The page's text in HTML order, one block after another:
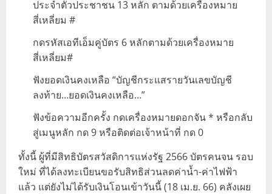
ประจำตัวประชาชน 13 หลัก ตามด้วยเครื่องหมาย
สี่เหลี่ยม #
กดรหัสเอทีเอ็มคู่บัตร 6 หลักตามด้วยเครื่องหมาย
สี่เหลี่ยม#
ฟังยอดเงินคงเหลือ “บัญชีกระแสรายวันเลขบัญชี
ลงท้าย…ยอดเงินคงเหลือ…”
ฟังข้อความอีกครั้ง กดเครื่องหมายดอกจัน * หรือกลับ
สู่เมนูหลัก กด 9 หรือติดต่อเจ้าหน้าที่ กด 0
ทั้งนี้ ผู้ที่มีสิทธิบัตรสวัสดิการแห่งรัฐ 2566 บัตรคนจน รอบ
ใหม่ ที่ได้ลงทะเบียนขอรับสิทธิส่วนลดค่าน้ำ-ค่าไฟฟ้า
แล้ว แต่ยังไม่ได้รับเงินโอนเข้าวันนี้ (18 เม.ย. 66) คลังเผย